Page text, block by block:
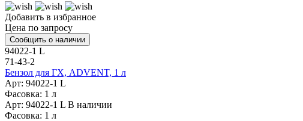
Добавить в избранное
Цена по запросу
Сообщить о наличии
94022-1 L
71-43-2
Бензол для ГХ, ADVENT, 1 л
Арт: 94022-1 L
Фасовка: 1 л
Арт: 94022-1 L В наличии
Фасовка: 1 л